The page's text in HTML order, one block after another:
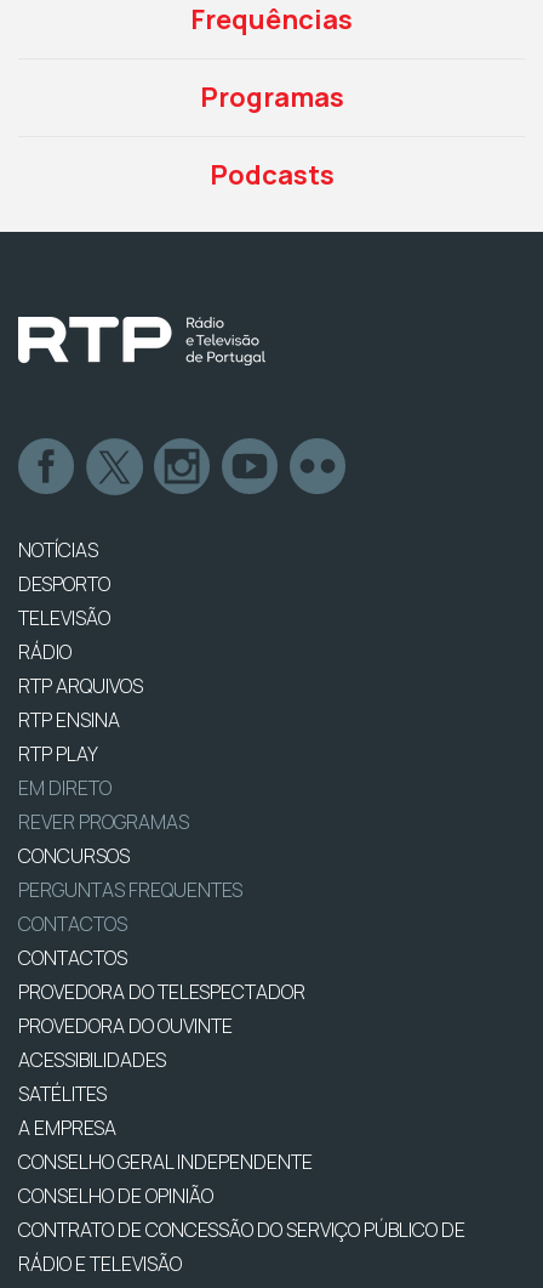
Frequências
Programas
Podcasts
NOTÍCIAS
DESPORTO
TELEVISÃO
RÁDIO
RTP ARQUIVOS
RTP ENSINA
RTP PLAY
EM DIRETO
REVER PROGRAMAS
CONCURSOS
PERGUNTAS FREQUENTES
CONTACTOS
CONTACTOS
PROVEDORA DO TELESPECTADOR
PROVEDORA DO OUVINTE
ACESSIBILIDADES
SATÉLITES
A EMPRESA
CONSELHO GERAL INDEPENDENTE
CONSELHO DE OPINIÃO
CONTRATO DE CONCESSÃO DO SERVIÇO PÚBLICO DE
RÁDIO E TELEVISÃO